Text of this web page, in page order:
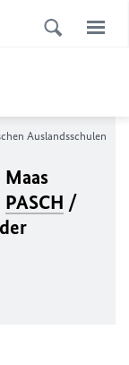
Auslandsschulen
PASCH /